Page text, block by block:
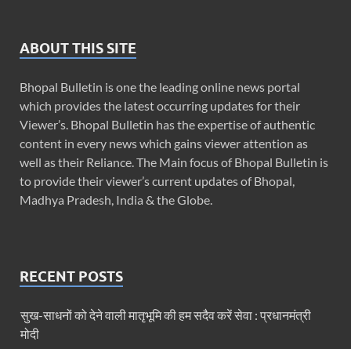
ABOUT THIS SITE
Bhopal Bulletin is one the leading online news portal
which provides the latest occurring updates for their
Viewer’s. Bhopal Bulletin has the expertise of authentic
content in every news which gains viewer attention as
well as their Reliance. The Main focus of Bhopal Bulletin is
to provide their viewer’s current updates of Bhopal,
Madhya Pradesh, India & the Globe.
RECENT POSTS
सुख-साधनों को देने वाली मातृभूमि की हम सदैव करें सेवा : प्रधानमंत्री
मोदी